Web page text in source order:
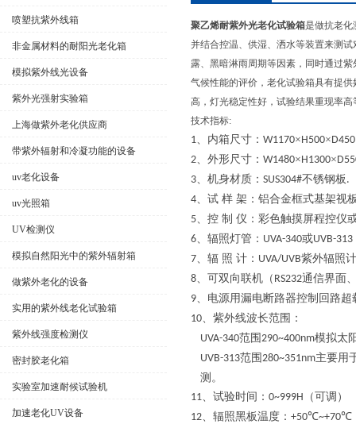
喷塑抗紫外线箱
非金属材料的耐阳光老化箱
模拟紫外线光设备
紫外光强射实验箱
上海做紫外老化供应商
带紫外辐射和冷凝功能的设备
uv老化设备
uv光照箱
UV检测仪
模拟自然阳光中的紫外辐射箱
做紫外老化的设备
实用的紫外线老化试验箱
紫外线强度检测仪
密封胶老化箱
实验室加速耐候试验机
加速老化UV设备
聚乙烯耐紫外光老化试验箱是做抗老化
并结合控温、供湿、洒水等装置来测
露、黑暗淋雨周期等因素，同时通过
气候性能的评价，老化试验箱具有提
高，灯光稳定性好，试验结果重现率高
技术指标:
1、内箱尺寸： W1170×H500×
2、外形尺寸： W1480×H1300×
3、机身材质： SUS304#不锈钢板 .
4、试 样 架：铝合金框式基架视
5、控 制 仪：彩色触摸屏程控仪
6、辐照灯管： UVA-340或UVB-
7、辐 照 计： UVA/UVB紫外辐照
8、可双向联机（ RS232通信界面
9、电源用漏电断路器控制回路
10、紫外线波长范围：
UVA-340范围 290~400nm模拟太
UVB-313范围 280~351nm主要用
测。
11、试验时间： 0~999H （可调）
12、辐照黑板温度： +50℃~+70℃